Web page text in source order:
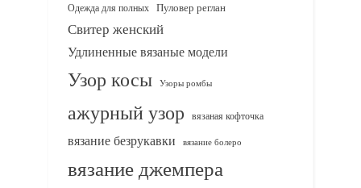
Одежда для полных Пуловер реглан
Свитер женский
Удлиненные вязаные модели
Узор косы Узоры ромбы
ажурный узор вязаная кофточка
вязание безрукавки вязание болеро
вязание джемпера